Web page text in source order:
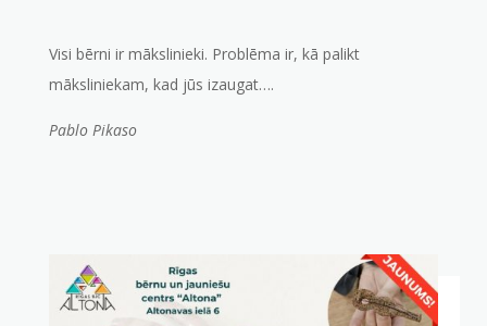
Visi bērni ir mākslinieki. Problēma ir, kā palikt
māksliniekam, kad jūs izaugat….
Pablo Pikaso